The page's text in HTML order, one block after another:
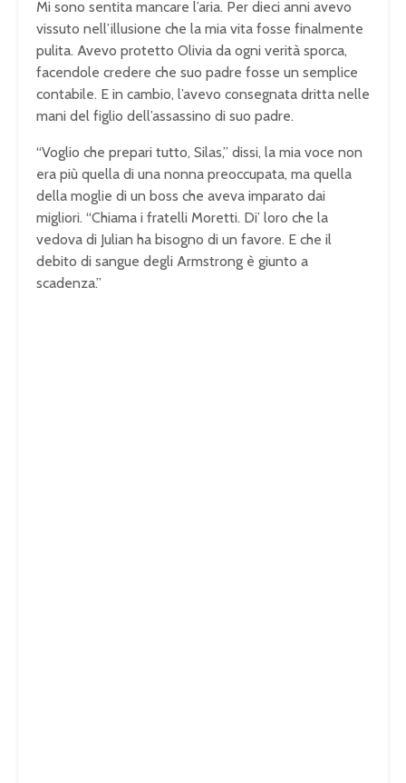
Mi sono sentita mancare l’aria. Per dieci anni avevo
vissuto nell’illusione che la mia vita fosse finalmente
pulita. Avevo protetto Olivia da ogni verità sporca,
facendole credere che suo padre fosse un semplice
contabile. E in cambio, l’avevo consegnata dritta nelle
mani del figlio dell’assassino di suo padre.
“Voglio che prepari tutto, Silas,” dissi, la mia voce non
era più quella di una nonna preoccupata, ma quella
della moglie di un boss che aveva imparato dai
migliori. “Chiama i fratelli Moretti. Di’ loro che la
vedova di Julian ha bisogno di un favore. E che il
debito di sangue degli Armstrong è giunto a
scadenza.”